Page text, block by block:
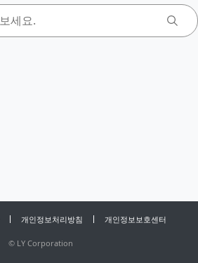
개인정보처리방침 개인정보보호센터
© LY Corporation